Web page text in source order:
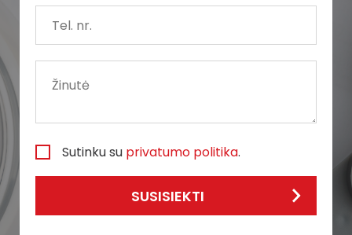
Sutinku su privatumo politika.
SUSISIEKTI